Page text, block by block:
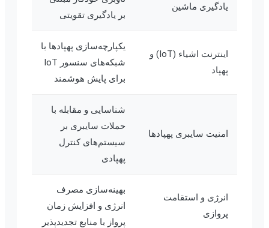
یادگیری ماشین
بر یادگیری تقویتی
اینترنت اشیاء (IoT) و
پهپاد
یکپارچه‌سازی پهپادها با
شبکه‌های سنسور IoT
برای پایش هوشمند
امنیت سایبری پهپادها
شناسایی و مقابله با
حملات سایبری بر
سیستم‌های کنترل
پهپادی
انرژی و استقامت
پروازی
بهینه‌سازی مصرف
انرژی و افزایش زمان
پرواز با منابع تجدیدپذیر